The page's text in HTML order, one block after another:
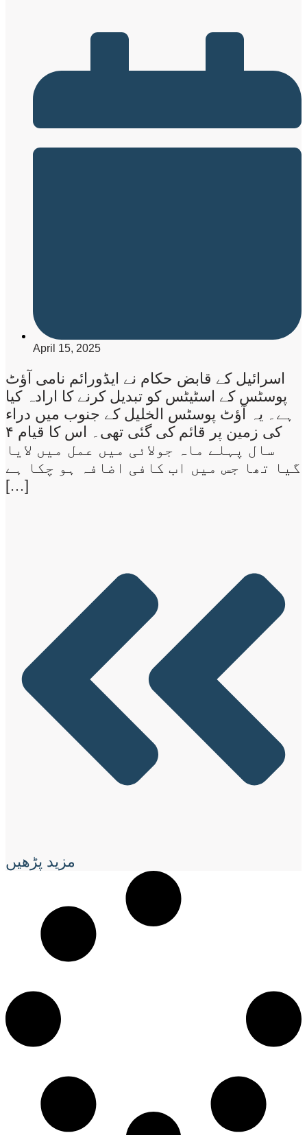
April 15, 2025
اسرائیل کے قابض حکام نے ایڈورائم نامی آؤٹ
پوسٹس کے اسٹیٹس کو تبدیل کرنے کا ارادہ کیا
ہے۔ یہ آؤٹ پوسٹس الخلیل کے جنوب میں دراء
کی زمین پر قائم کی گئی تھی۔ اس کا قیام ۴
سال پہلے ماہ جولائی میں عمل میں لایا
گیا تھا جس میں اب کافی اضافہ ہو چکا ہے
[…]
مزید پڑھیں